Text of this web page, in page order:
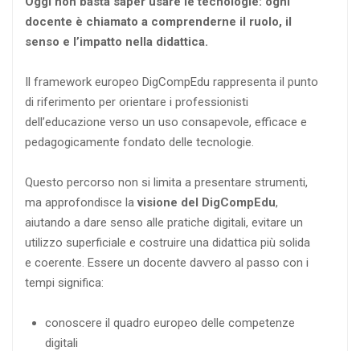
docente è chiamato a comprenderne il ruolo, il
senso e l’impatto nella didattica.
Il framework europeo DigCompEdu rappresenta il punto
di riferimento per orientare i professionisti
dell’educazione verso un uso consapevole, efficace e
pedagogicamente fondato delle tecnologie.
Questo percorso non si limita a presentare strumenti,
ma approfondisce lavisione del DigCompEdu,
aiutando a dare senso alle pratiche digitali, evitare un
utilizzo superficiale e costruire una didattica più solida
e coerente. Essere un docente davvero al passo con i
tempi significa:
conoscere il quadro europeo delle competenze
digitali